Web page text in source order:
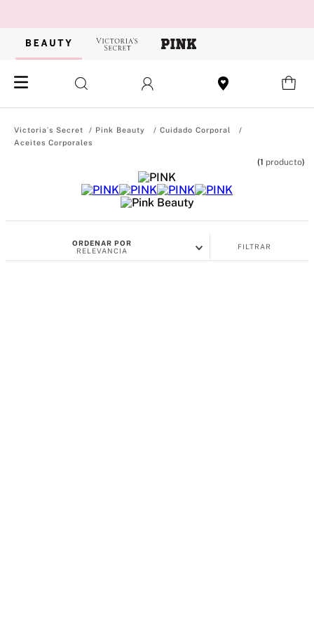
Pink Beauty
Cuidado Corporal
Aceites Corporales
1 producto
ORDENAR POR
RELEVANCIA
FILTRAR